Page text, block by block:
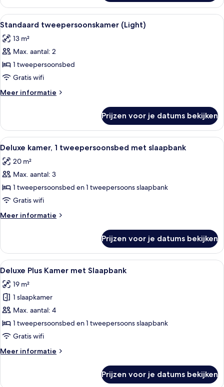
tweepersoonskamer
(Luma)
Alle
foto's
voor
Standaard
tweepersoonskamer
(Light)
laden
Een hotelkamer met een groot bed,
7
Standaard tweepersoonskamer (Light)
13 m²
Max. aantal: 2
1 tweepersoonsbed
Gratis wifi
Meer informatie
Meer
tweepersoonskamer
(Light)
Prijzen voor je datums bekijken
Alle
foto's
voor
Deluxe
kamer,
1
tweepersoonsbed
met
laden
Een moderne hotelkamer met een
12
Deluxe kamer, 1 tweepersoonsbed met slaapbank
20 m²
Max. aantal: 3
1 tweepersoonsbed en 1 tweepersoons slaapbank
Gratis wifi
Meer informatie
Meer
kamer,
tweepersoonsbed
slaapbank
Prijzen voor je datums bekijken
Alle
foto's
voor
Deluxe
Plus
Kamer
met
laden
Een moderne hotelkamer met een
7
Deluxe Plus Kamer met Slaapbank
19 m²
1 slaapkamer
Max. aantal: 4
1 tweepersoonsbed en 1 tweepersoons slaapbank
Gratis wifi
Meer informatie
Meer
Prijzen voor je datums bekijken